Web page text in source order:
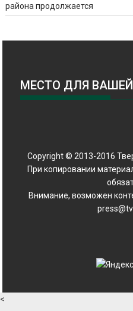
района продолжается
МЕСТО ДЛЯ
Copyright © 2013-2016
При копировании
Внимание, возможен
<